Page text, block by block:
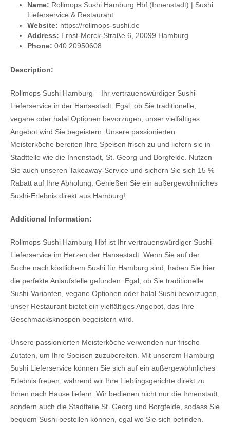
Name: Rollmops Sushi Hamburg Hbf (Innenstadt) | Sushi
Lieferservice & Restaurant
Website: https://rollmops-sushi.de
Address: Ernst-Merck-Straße 6, 20099 Hamburg
Phone: 040 20950608
Description:
Rollmops Sushi Hamburg – Ihr vertrauenswürdiger Sushi-
Lieferservice in der Hansestadt. Egal, ob Sie traditionelle,
vegane oder halal Optionen bevorzugen, unser vielfältiges
Angebot wird Sie begeistern. Unsere passionierten
Meisterköche bereiten Ihre Speisen frisch zu und liefern sie in
Stadtteile wie die Innenstadt, St. Georg und Borgfelde. Nutzen
Sie auch unseren Takeaway-Service und sichern Sie sich 15 %
Rabatt auf Ihre Abholung. Genießen Sie ein außergewöhnliches
Sushi-Erlebnis direkt aus Hamburg!
Additional Information:
Rollmops Sushi Hamburg Hbf ist Ihr vertrauenswürdiger Sushi-
Lieferservice im Herzen der Hansestadt. Wenn Sie auf der
Suche nach köstlichem Sushi für Hamburg sind, haben Sie hier
die perfekte Anlaufstelle gefunden. Egal, ob Sie traditionelle
Sushi-Varianten, vegane Optionen oder halal Sushi bevorzugen,
unser Restaurant bietet ein vielfältiges Angebot, das Ihre
Geschmacksknospen begeistern wird.
Unsere passionierten Meisterköche verwenden nur frische
Zutaten, um Ihre Speisen zuzubereiten. Mit unserem Hamburg
Sushi Lieferservice können Sie sich auf ein außergewöhnliches
Erlebnis freuen, während wir Ihre Lieblingsgerichte direkt zu
Ihnen nach Hause liefern. Wir bedienen nicht nur die Innenstadt,
sondern auch die Stadtteile St. Georg und Borgfelde, sodass Sie
bequem Sushi bestellen können, egal wo Sie sich befinden.